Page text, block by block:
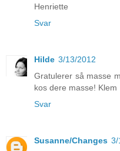
Henriette
Svar
Hilde 3/13/2012
Gratulerer så masse
kos dere masse! Klem
Svar
Susanne/Changes 3/